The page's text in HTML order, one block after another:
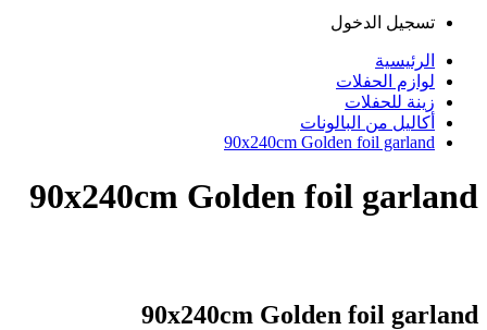
تسجيل الدخول
الرئيسية
لوازم الحفلات
زينة للحفلات
أكاليل من البالونات
90x240cm Golden foil garland
90x240cm Golden foil garland
90x240cm Golden foil garland